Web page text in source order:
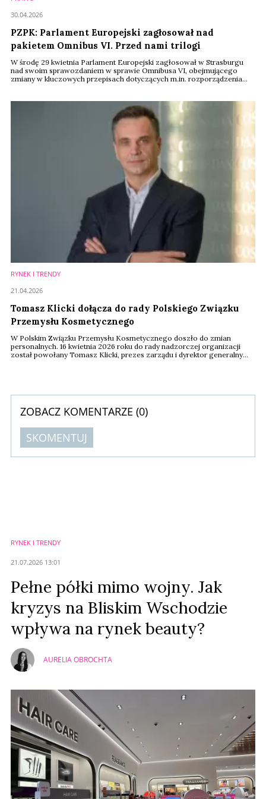
PZPK: Parlament Europejski zagłosował nad
pakietem Omnibus VI. Przed nami trilogi
W środę 29 kwietnia Parlament Europejski zagłosował w Strasburgu
nad swoim sprawozdaniem w sprawie Omnibusa VI, obejmującego
zmiany w kluczowych przepisach dotyczących m.in. rozporządzenia
stanowisko negocjacyjne Parlamentu Europejskiego w trilogach –
informuje Polski Związek Przemysłu Kosmetycznego ...
30.04.2026
RYNEK I TRENDY
Tomasz Klicki dołącza do rady Polskiego Związku
Przemysłu Kosmetycznego
W Polskim Związku Przemysłu Kosmetycznego doszło do zmian
personalnych. 16 kwietnia 2026 roku do rady nadzorczej organizacji
został powołany Tomasz Klicki, prezes zarządu i dyrektor generalny
21.04.2026
ZOBACZ KOMENTARZE (0)
SKOMENTUJ
RYNEK I TRENDY
21.07.2026 13:01
Pełne półki mimo wojny. Jak
kryzys na Bliskim Wschodzie
wpływa na rynek beauty?
AURELIA OBROCHTA